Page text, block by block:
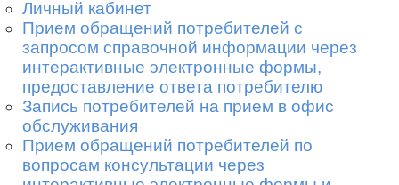
Личный кабинет
Прием обращений потребителей с
запросом справочной информации через
интерактивные электронные формы,
предоставление ответа потребителю
Запись потребителей на прием в офис
обслуживания
Прием обращений потребителей по
вопросам консультации через